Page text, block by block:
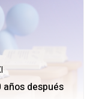
después